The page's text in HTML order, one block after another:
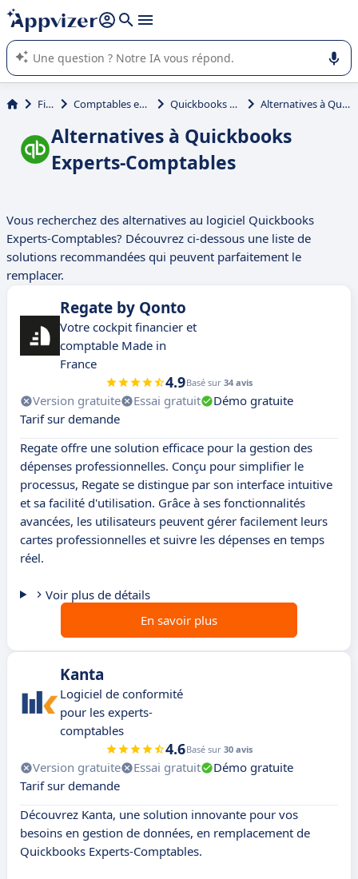
répondre (plusieurs lignes avec
L'IA de Appvizer vous guide dans l'utilisation ou la sélection de
logiciel SaaS en entreprise.
Finance Comptables et Experts-Comptables Quickbooks Experts-Comptables Alternatives à Quickbooks Experts-Comptables
Alternatives à Quickbooks
Experts-Comptables
Vous recherchez des alternatives au logiciel Quickbooks
Experts-Comptables? Découvrez ci-dessous une liste de
solutions recommandées qui peuvent parfaitement le
remplacer.
Regate by Qonto
Votre cockpit financier et
comptable Made in
France
4.9Basé sur 34 avis
Version gratuite Essai gratuit
Démo gratuite
Tarif sur demande
Regate offre une solution efficace pour la gestion des
dépenses professionnelles. Conçu pour simplifier le
processus, Regate se distingue par son interface intuitive
et sa facilité d'utilisation. Grâce à ses fonctionnalités
avancées, les utilisateurs peuvent gérer facilement leurs
cartes professionnelles et suivre les dépenses en temps
réel.
Voir plus de détails
En savoir plus
Kanta
Logiciel de conformité
pour les experts-
comptables
4.6Basé sur 30 avis
Version gratuite Essai gratuit
Démo gratuite
Tarif sur demande
Découvrez Kanta, une solution innovante pour vos
besoins en gestion de données, en remplacement de
Quickbooks Experts-Comptables.